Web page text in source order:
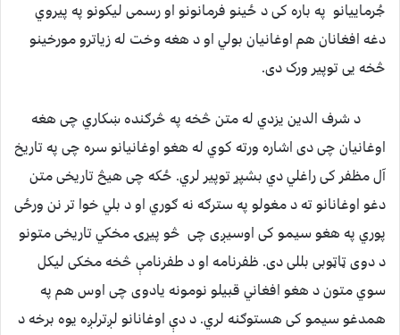
جُرماییانو په باره کی د ځینو فرمانونو او رسمی لیکونو په پیروي
دغه افغانان هم اوغانیان بولي او د هغه وخت له زیاترو مورخینو
څخه یی توپیر ورک دی.
د شرف الدین یزدي له متن څخه په څرګنده ښکاري چی هغه
اوغانیان چی دی اشاره ورته کوي له هغو اوغانیانو سره چی په تاریخ
آل مظفر کی راغلي دي بشپړ توپیر لري. ځکه چی هیڅ تاریخی متن
دغو اوغانانو ته د مغولو په سترګه نه ګوري او د بلي خوا تر نن ورځی
پوري په هغو سیمو کی اوسیږی چی څو پیړۍ مخکي تاریخی متونو
د دوی ټاټوبی بللی دی. ظفرنامه او د طفرنامې څخه مخکی لیکل
سوي متون د هغو افغاني قبیلو نومونه یادوی چی اوس هم په
همدغو سیمو کی هستوګنه لري. د دې اوغانانو لږترلږه یوه برخه د